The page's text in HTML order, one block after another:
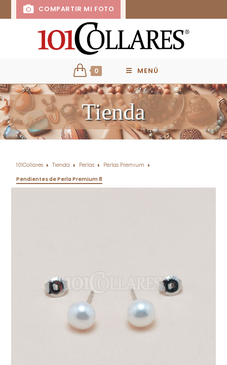
COMPARTIR MI FOTO
0 MENÚ
Tienda
101Collares Tienda Perlas
Perlas Premium
Pendientes de Perla Premium 8